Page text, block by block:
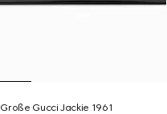
Große Gucci Jackie 1961